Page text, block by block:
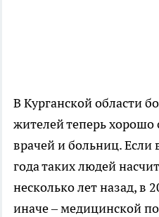
В Курганской области
жителей теперь хорошо
врачей и больниц. Если
года таких людей
несколько лет назад, в
иначе – медицинской